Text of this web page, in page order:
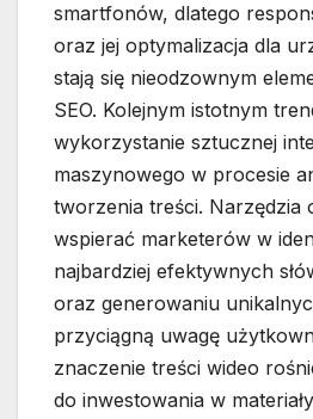
smartfonów, dlatego
oraz jej optymalizacja dla
stają się nieodzownym
SEO. Kolejnym istotnym
wykorzystanie sztucznej
maszynowego w procesie
tworzenia treści. Narzędzia
wspierać marketerów w
najbardziej efektywnych
oraz generowaniu
przyciągną uwagę
znaczenie treści wideo
do inwestowania w